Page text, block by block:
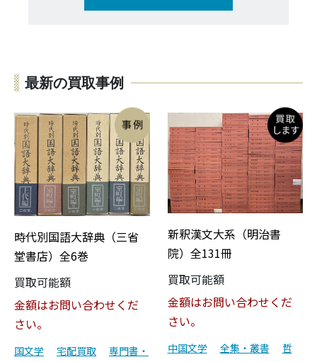
最新の買取事例
時代別国語大辞典（三省
堂書店）全6巻
買取可能額
金額はお問い合わせくだ
さい。
国文学 宅配買取
専門書・
新釈漢文大系（明治書
院）全131冊
買取可能額
金額はお問い合わせくだ
さい。
中国文学 全集・叢書
哲